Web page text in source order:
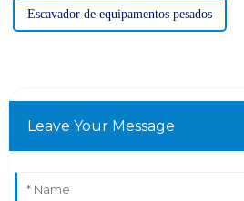
Escavador de equipamentos pesados
Leave Your Message